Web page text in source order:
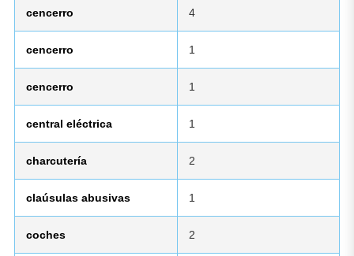
cencerro 4
cencerro 1
cencerro 1
central eléctrica 1
charcutería 2
claúsulas abusivas 1
coches 2